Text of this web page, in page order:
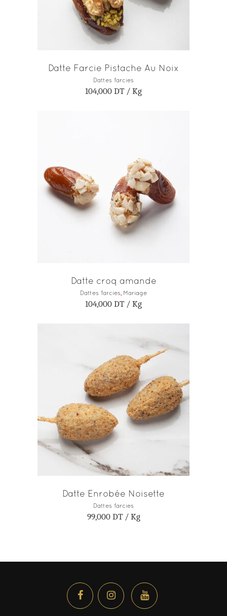
Datte Farcie Pistache Au Noix
Dattes farcies
104,000 DT / Kg
AJOUTER AU PANIER
Datte croq amande
Dattes farcies, Mariage
104,000 DT / Kg
AJOUTER AU PANIER
Datte Enrobée Noisette
Dattes farcies
99,000DT / Kg